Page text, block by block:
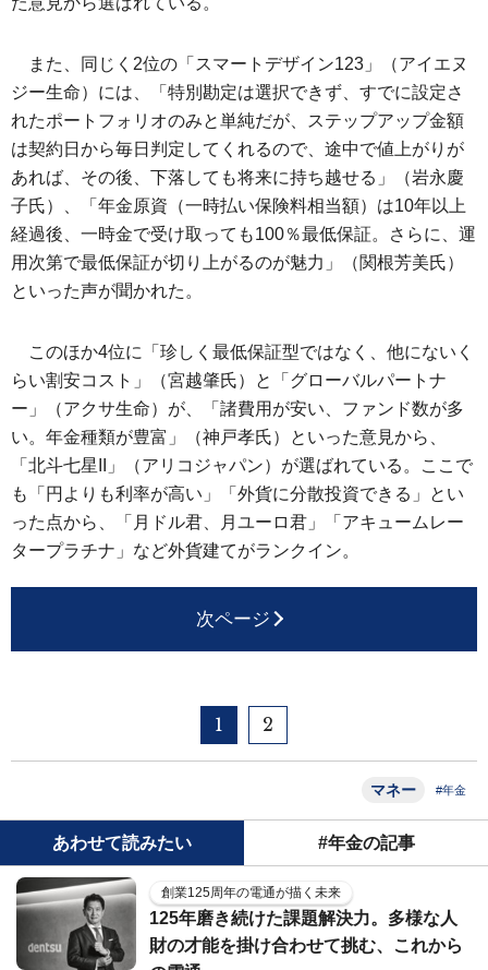
また、同じく2位の「スマートデザイン123」（アイエヌ
ジー生命）には、「特別勘定は選択できず、すでに設定さ
れたポートフォリオのみと単純だが、ステップアップ金額
は契約日から毎日判定してくれるので、途中で値上がりが
あれば、その後、下落しても将来に持ち越せる」（岩永慶
子氏）、「年金原資（一時払い保険料相当額）は10年以上
経過後、一時金で受け取っても100％最低保証。さらに、運
用次第で最低保証が切り上がるのが魅力」（関根芳美氏）
といった声が聞かれた。
このほか4位に「珍しく最低保証型ではなく、他にないく
らい割安コスト」（宮越肇氏）と「グローバルパートナ
ー」（アクサ生命）が、「諸費用が安い、ファンド数が多
い。年金種類が豊富」（神戸孝氏）といった意見から、
「北斗七星II」（アリコジャパン）が選ばれている。ここで
も「円よりも利率が高い」「外貨に分散投資できる」とい
った点から、「月ドル君、月ユーロ君」「アキュームレー
タープラチナ」など外貨建てがランクイン。
次ページ
1 2
マネー #年金
あわせて読みたい #年金の記事
創業125周年の電通が描く未来
125年磨き続けた課題解決力。多様な人
財の才能を掛け合わせて挑む、これから